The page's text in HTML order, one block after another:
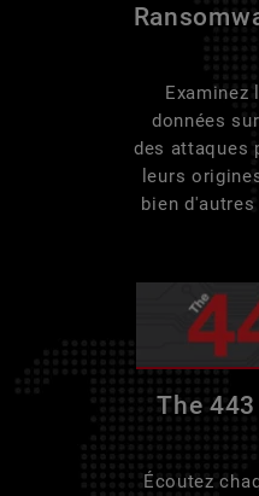
Examinez
données
des attaques
leurs
bien
The
Écoutez